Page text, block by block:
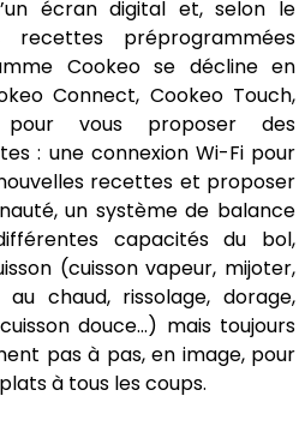
écran digital et, selon le
recettes préprogrammées
Cookeo se décline en
Connect, Cookeo Touch,
pour vous proposer des
: une connexion Wi-Fi pour
recettes et proposer
un système de balance
capacités du bol,
(cuisson vapeur, mijoter,
chaud, rissolage, dorage,
douce…) mais toujours
pas à pas, en image, pour
à tous les coups.